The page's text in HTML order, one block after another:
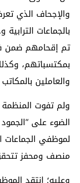
والإجحاف الذي
بالجماعات
تم إقحامهم ضمن
بمكتسباتهم،
والعاملين
ولم تفوت
الضوء على
لموظفي الجماعات
منصف ومحفز